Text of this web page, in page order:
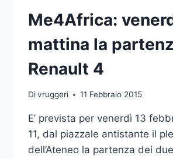
STUDENTI
UNIME
Me4Africa:
mattina la
Renault 4
Divruggeri 11 Febbraio 2015
E’ prevista per venerdì 13
11, dal piazzale antistante il
dell’Ateneo la partenza dei